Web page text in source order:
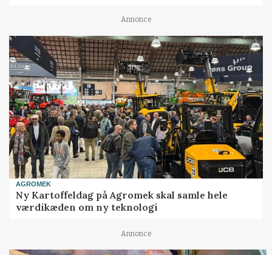
Annonce
AGROMEK
Ny Kartoffeldag på Agromek skal samle hele
værdikæden om ny teknologi
Annonce